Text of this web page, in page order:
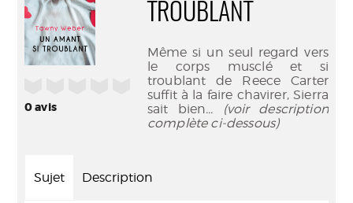
0avis
TROUBLANT
Même si un seul regard vers
le corps musclé et si
troublant de Reece Carter
suffit à la faire chavirer, Sierra
sait bien... (voir description
complète ci-dessous)
Sujet Description